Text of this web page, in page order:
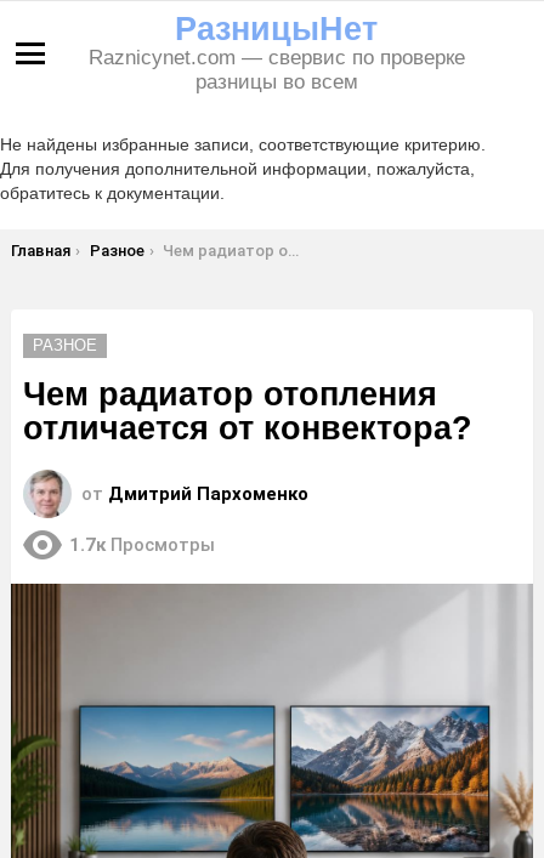
РазницыНет
Raznicynet.com — свервис по проверке
разницы во всем
Не найдены избранные записи, соответствующие критерию.
Для получения дополнительной информации, пожалуйста,
обратитесь к документации.
Вы здесь:
Главная Разное Чем радиатор отопления отличается от конвектора?
РАЗНОЕ
Чем радиатор отопления
отличается от конвектора?
от Дмитрий Пархоменко
1.7к Просмотры